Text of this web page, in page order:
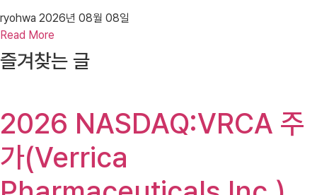
ryohwa 2026년 08월 08일
Read More
즐겨찾는 글
2026 NASDAQ:VRCA 주
가(Verrica